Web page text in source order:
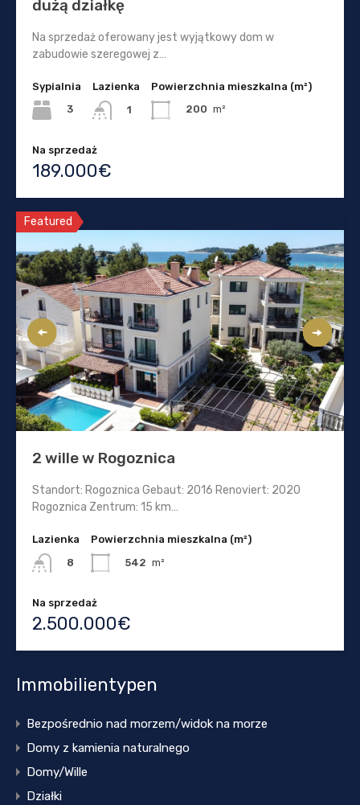
dużą działkę
Na sprzedaż oferowany jest wyjątkowy dom w
zabudowie szeregowej z…
Sypialnia
3
Lazienka
1
Powierzchnia mieszkalna (m²)
200 m²
Na sprzedaż
189.000€
Featured
2 wille w Rogoznica
Standort: Rogoznica Gebaut: 2016 Renoviert: 2020
Rogoznica Zentrum: 15 km…
Lazienka
8
Powierzchnia mieszkalna (m²)
542 m²
Na sprzedaż
2.500.000€
Immobilientypen
Bezpośrednio nad morzem/widok na morze
Domy z kamienia naturalnego
Domy/Wille
Działki